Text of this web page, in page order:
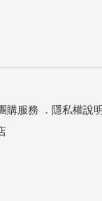
購服務 ． 隱私權說明